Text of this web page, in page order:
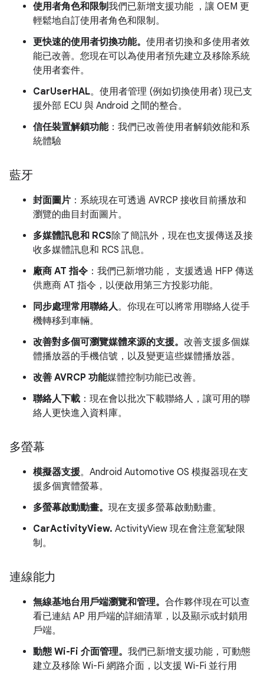
使用者角色和限制我們已新增支援功能 ，讓 OEM 更
輕鬆地自訂使用者角色和限制。
更快速的使用者切換功能。 使用者切換和多使用者效
能已改善。您現在可以為使用者預先建立及移除系統
使用者套件。
CarUserHAL。使用者管理 (例如切換使用者) 現已支
援外部 ECU 與 Android 之間的整合。
信任裝置解鎖功能：我們已改善使用者解鎖效能和系
統體驗
藍牙
封面圖片 ：系統現在可透過 AVRCP 接收目前播放和
瀏覽的曲目封面圖片。
多媒體訊息和 RCS除了簡訊外，現在也支援傳送及接
收多媒體訊息和 RCS 訊息。
廠商 AT 指令 ：我們已新增功能， 支援透過 HFP 傳送
供應商 AT 指令，以便啟用第三方投影功能。
同步處理常用聯絡人。你現在可以將常用聯絡人從手
機轉移到車輛。
改善對多個可瀏覽媒體來源的支援。 改善支援多個媒
體播放器的手機信號，以及變更這些媒體播放器。
改善 AVRCP 功能媒體控制功能已改善。
聯絡人下載 ：現在會以批次下載聯絡人，讓可用的聯
絡人更快進入資料庫。
多螢幕
模擬器支援。Android Automotive OS 模擬器現在支
援多個實體螢幕。
多螢幕啟動動畫。 現在支援多螢幕啟動動畫。
CarActivityView. ActivityView 現在會注意駕駛限
制。
連線能力
無線基地台用戶端瀏覽和管理。 合作夥伴現在可以查
看已連結 AP 用戶端的詳細清單，以及顯示或封鎖用
戶端。
動態 Wi-Fi 介面管理。 我們已新增支援功能，可動態
建立及移除 Wi-Fi 網路介面，以支援 Wi-Fi 並行用